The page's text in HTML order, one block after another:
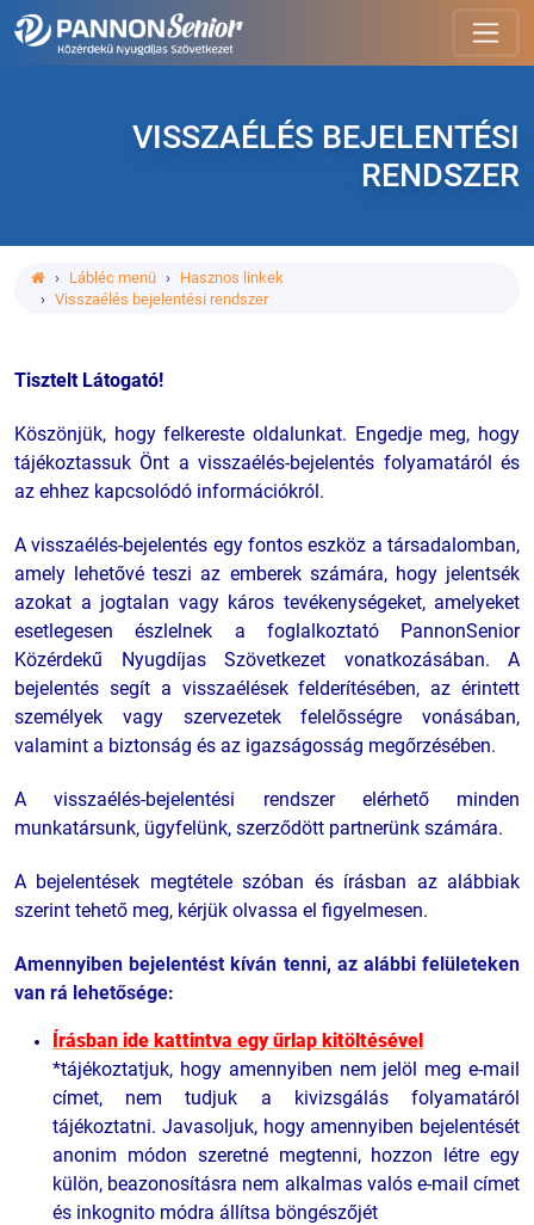
VISSZAÉLÉS BEJELENTÉSI
RENDSZER
Lábléc menü
Hasznos linkek
Visszaélés bejelentési rendszer
Tisztelt Látogató!
Köszönjük, hogy felkereste oldalunkat. Engedje meg, hogy
tájékoztassuk Önt a visszaélés-bejelentés folyamatáról és
az ehhez kapcsolódó információkról.
A visszaélés-bejelentés egy fontos eszköz a társadalomban,
amely lehetővé teszi az emberek számára, hogy jelentsék
azokat a jogtalan vagy káros tevékenységeket, amelyeket
esetlegesen észlelnek a foglalkoztató PannonSenior
Közérdekű Nyugdíjas Szövetkezet vonatkozásában. A
bejelentés segít a visszaélések felderítésében, az érintett
személyek vagy szervezetek felelősségre vonásában,
valamint a biztonság és az igazságosság megőrzésében.
A visszaélés-bejelentési rendszer elérhető minden
munkatársunk, ügyfelünk, szerződött partnerünk számára.
A bejelentések megtétele szóban és írásban az alábbiak
szerint tehető meg, kérjük olvassa el figyelmesen.
Amennyiben bejelentést kíván tenni, az alábbi felületeken
van rá lehetősége:
Írásban ide kattintva egy űrlap kitöltésével
*tájékoztatjuk, hogy amennyiben nem jelöl meg e-mail
címet, nem tudjuk a kivizsgálás folyamatáról
tájékoztatni. Javasoljuk, hogy amennyiben bejelentését
anonim módon szeretné megtenni, hozzon létre egy
külön, beazonosításra nem alkalmas valós e-mail címet
és inkognito módra állítsa böngészőjét